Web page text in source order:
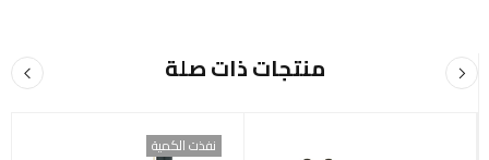
منتجات ذات صلة
نفذت الكمية